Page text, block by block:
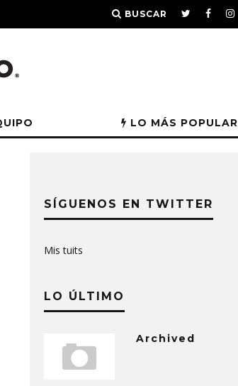
BUSCAR
LO MÁS POPULAR
SÍGUENOS EN TWITTER
Mis tuits
LO ÚLTIMO
Archived